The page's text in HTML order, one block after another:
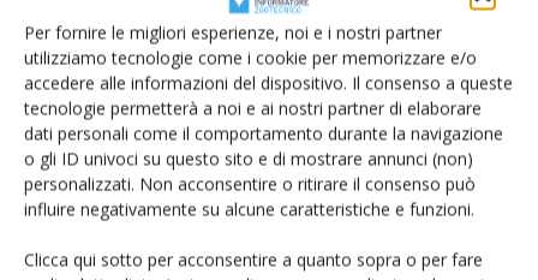
Per fornire le migliori esperienze, noi e i nostri partner
utilizziamo tecnologie come i cookie per memorizzare e/o
accedere alle informazioni del dispositivo. Il consenso a queste
tecnologie permetterà a noi e ai nostri partner di elaborare
dati personali come il comportamento durante la navigazione
o gli ID univoci su questo sito e di mostrare annunci (non)
personalizzati. Non acconsentire o ritirare il consenso può
influire negativamente su alcune caratteristiche e funzioni.
Clicca qui sotto per acconsentire a quanto sopra o per fare
8 Settembre 2021
Agriumbria, una “anteprima”
nel segno della zootecnia
sostenibile
Dal 17 al 19 settembre 2021 ad Umbriafiere riparte la "mostra
nazionale agricoltura zootecnia alimentazione" con le ultime novità
del settore